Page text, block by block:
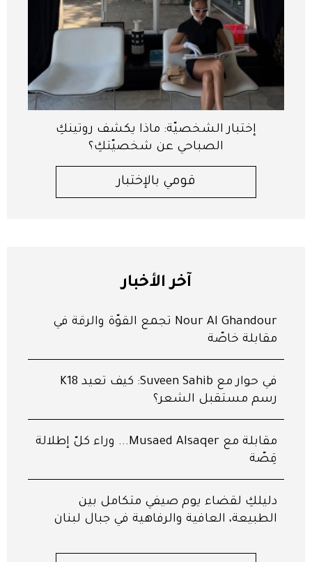
إختبار الشخصيّة: ماذا يكشف روتينكِ
الصباحي عن شخصيّتكِ؟
قومي بالإختبار
آخر الأخبار
Nour Al Ghandour تجمع القوّة والرقّة في
مقابلة خاصّة
في حوار مع Suveen Sahib: كيف تعيد K18
رسم مستقبل الشعر؟
مقابلة مع Musaed Alsaqer... وراء كلّ إطلالة
قِصّة
دليلكِ لقضاء يوم صيفي متكامل بين
الطبيعة، العافية والرفاهية في جبال لبنان